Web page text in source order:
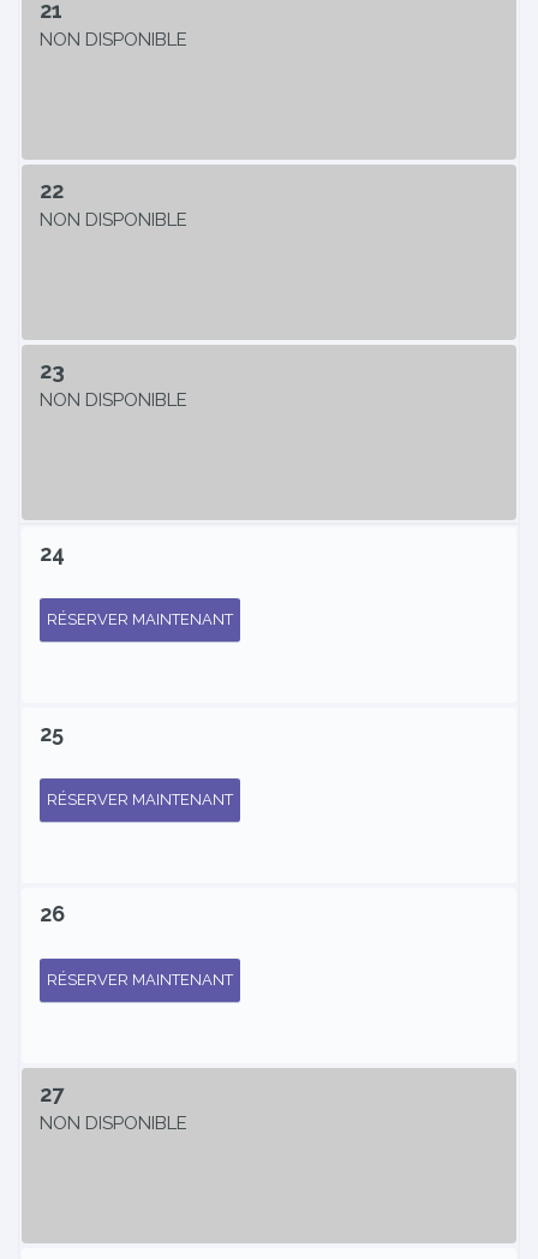
21
NON DISPONIBLE
22
NON DISPONIBLE
23
NON DISPONIBLE
24
RÉSERVER MAINTENANT
25
RÉSERVER MAINTENANT
26
RÉSERVER MAINTENANT
27
NON DISPONIBLE